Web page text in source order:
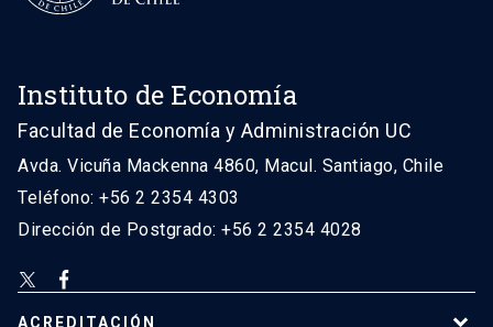
Instituto de Economía
Facultad de Economía y Administración UC
Avda. Vicuña Mackenna 4860, Macul. Santiago, Chile
Teléfono: +56 2 2354 4303
Dirección de Postgrado: +56 2 2354 4028
ACREDITACIÓN